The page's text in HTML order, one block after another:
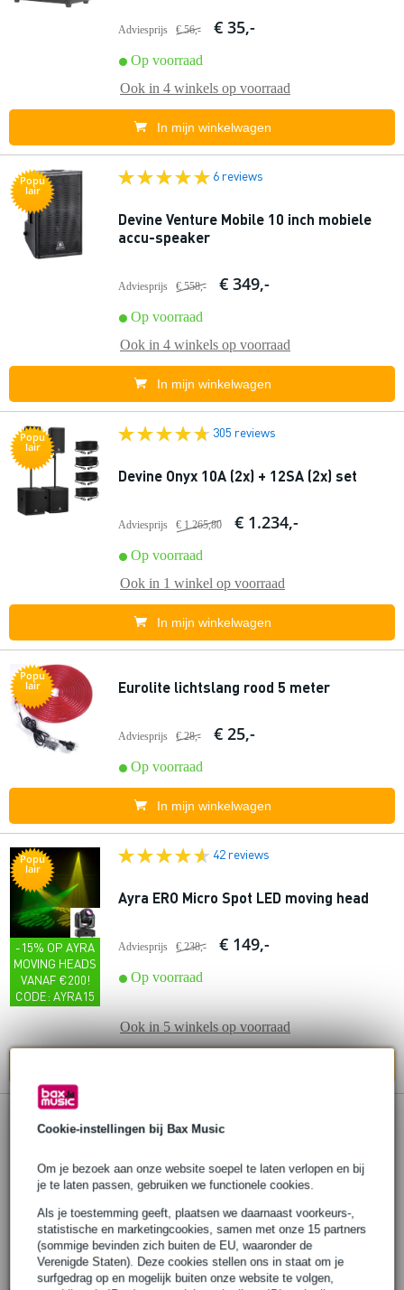
Cookie-instellingen bij Bax Music
Om je bezoek aan onze website soepel te laten verlopen en bij
je te laten passen, gebruiken we functionele cookies.
Als je toestemming geeft, plaatsen we daarnaast voorkeurs-,
statistische en marketingcookies, samen met onze 15 partners
(sommige bevinden zich buiten de EU, waaronder de
Verenigde Staten). Deze cookies stellen ons in staat om je
surfgedrag op en mogelijk buiten onze website te volgen,
Adviesprijs € 56,- € 35,-
Op voorraad
Ook in 4 winkels op voorraad
In mijn winkelwagen
Popu
lair
6 reviews
Devine Venture Mobile 10 inch mobiele
accu-speaker
Adviesprijs € 558,- € 349,-
Op voorraad
Ook in 4 winkels op voorraad
In mijn winkelwagen
Popu
lair
305 reviews
Devine Onyx 10A (2x) + 12SA (2x) set
Adviesprijs € 1.265,80 € 1.234,-
Op voorraad
Ook in 1 winkel op voorraad
In mijn winkelwagen
Popu
lair Eurolite lichtslang rood 5 meter
Adviesprijs € 28,- € 25,-
Op voorraad
In mijn winkelwagen
Popu
lair
-15% OP AYRA
MOVING HEADS
VANAF €200!
CODE: AYRA15
42 reviews
Ayra ERO Micro Spot LED moving head
Adviesprijs € 238,- € 149,-
Op voorraad
Ook in 5 winkels op voorraad
lair
Adviesprijs € 1.465,80 € 1.429,-
Op voorraad
Ook in1 winkelop voorraad